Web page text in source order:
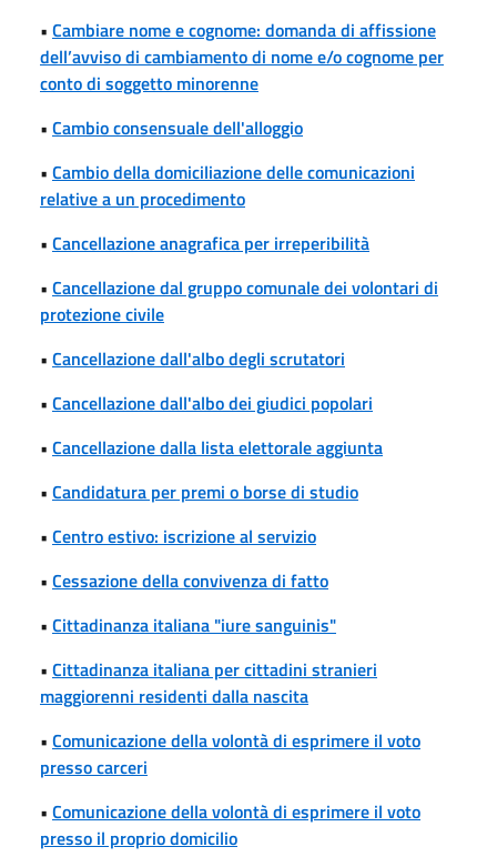
• Cambiare nome e cognome: domanda di affissione
dell’avviso di cambiamento di nome e/o cognome per
conto di soggetto minorenne
• Cambio consensuale dell'alloggio
• Cambio della domiciliazione delle comunicazioni
relative a un procedimento
• Cancellazione anagrafica per irreperibilità
• Cancellazione dal gruppo comunale dei volontari di
protezione civile
• Cancellazione dall'albo degli scrutatori
• Cancellazione dall'albo dei giudici popolari
• Cancellazione dalla lista elettorale aggiunta
• Candidatura per premi o borse di studio
• Centro estivo: iscrizione al servizio
• Cessazione della convivenza di fatto
• Cittadinanza italiana "iure sanguinis"
• Cittadinanza italiana per cittadini stranieri
maggiorenni residenti dalla nascita
• Comunicazione della volontà di esprimere il voto
presso carceri
• Comunicazione della volontà di esprimere il voto
presso il proprio domicilio